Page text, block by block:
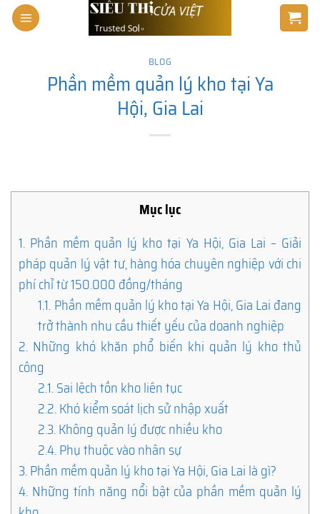
Skip
BLOG
Phần mềm quản lý kho tại Ya
Hội, Gia Lai
Mục lục
1. Phần mềm quản lý kho tại Ya Hội, Gia Lai – Giải
pháp quản lý vật tư, hàng hóa chuyên nghiệp với chi
phí chỉ từ 150.000 đồng/tháng
1.1. Phần mềm quản lý kho tại Ya Hội, Gia Lai đang
trở thành nhu cầu thiết yếu của doanh nghiệp
2. Những khó khăn phổ biến khi quản lý kho thủ
công
2.1.Sai lệch tồn kho liên tục
2.2.Khó kiểm soát lịch sử nhập xuất
2.3.Không quản lý được nhiều kho
2.4.Phụ thuộc vào nhân sự
3.Phần mềm quản lý kho tại Ya Hội, Gia Lai là gì?
4. Những tính năng nổi bật của phần mềm quản lý